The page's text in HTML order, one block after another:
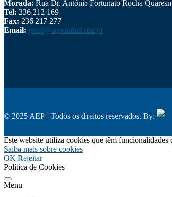
Morada: Rua Dr. António Fortunato Rocha
Tel: 236 212 169
Fax: 236 217 277
Email: geral@aepombal.edu.pt
© 2025 AEP - Todos os direitos reservados. By:
Este website utiliza cookies que têm funcionalidades
Saiba mais sobre cookies
OK Rejeitar
Política de Cookies
Menu